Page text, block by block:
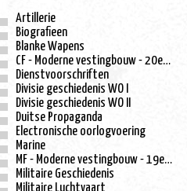
Artillerie
Biografieen
Blanke Wapens
CF - Moderne vestingbouw - 20e eeuw
Dienstvoorschriften
Divisie geschiedenis WO I
Divisie geschiedenis WO II
Duitse Propaganda
Electronische oorlogvoering
Marine
MF - Moderne vestingbouw - 19e eeuw
Militaire Geschiedenis
Militaire Luchtvaart